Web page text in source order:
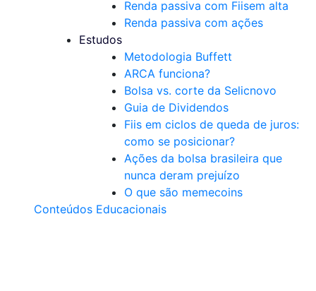
Renda passiva com Fiisem alta
Renda passiva com ações
Estudos
Metodologia Buffett
ARCA funciona?
Bolsa vs. corte da Selicnovo
Guia de Dividendos
Fiis em ciclos de queda de juros:
como se posicionar?
Ações da bolsa brasileira que
nunca deram prejuízo
O que são memecoins
Conteúdos Educacionais